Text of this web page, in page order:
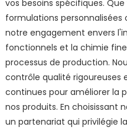
vos besoins spécifiques.
formulations
notre engagement envers
fonctionnels et la chimie
processus de production.
contrôle qualité rigoureuses
continues pour améliorer la
nos produits. En choisissant
un partenariat qui privilégie